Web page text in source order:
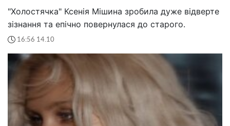
"Холостячка" Ксенія Мішина зробила дуже відверте
зізнання та епічно повернулася до старого.
16:56 14.10